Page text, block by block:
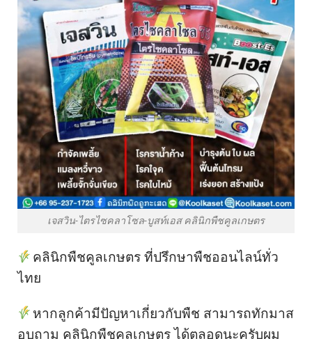
เจสวิน-ไตรไซคลาโซล-บูสท์เอส คลินิกพืชคูลเกษตร
คลินิกพืชคูลเกษตร ที่ปรึกษาพืชออนไลน์ทั่ว
ไทย
หากลูกค้ามีปัญหาเกี่ยวกับพืช สามารถทักมาส
อบถาม คลินิกพืชคูลเกษตร ได้ตลอดนะครับผม